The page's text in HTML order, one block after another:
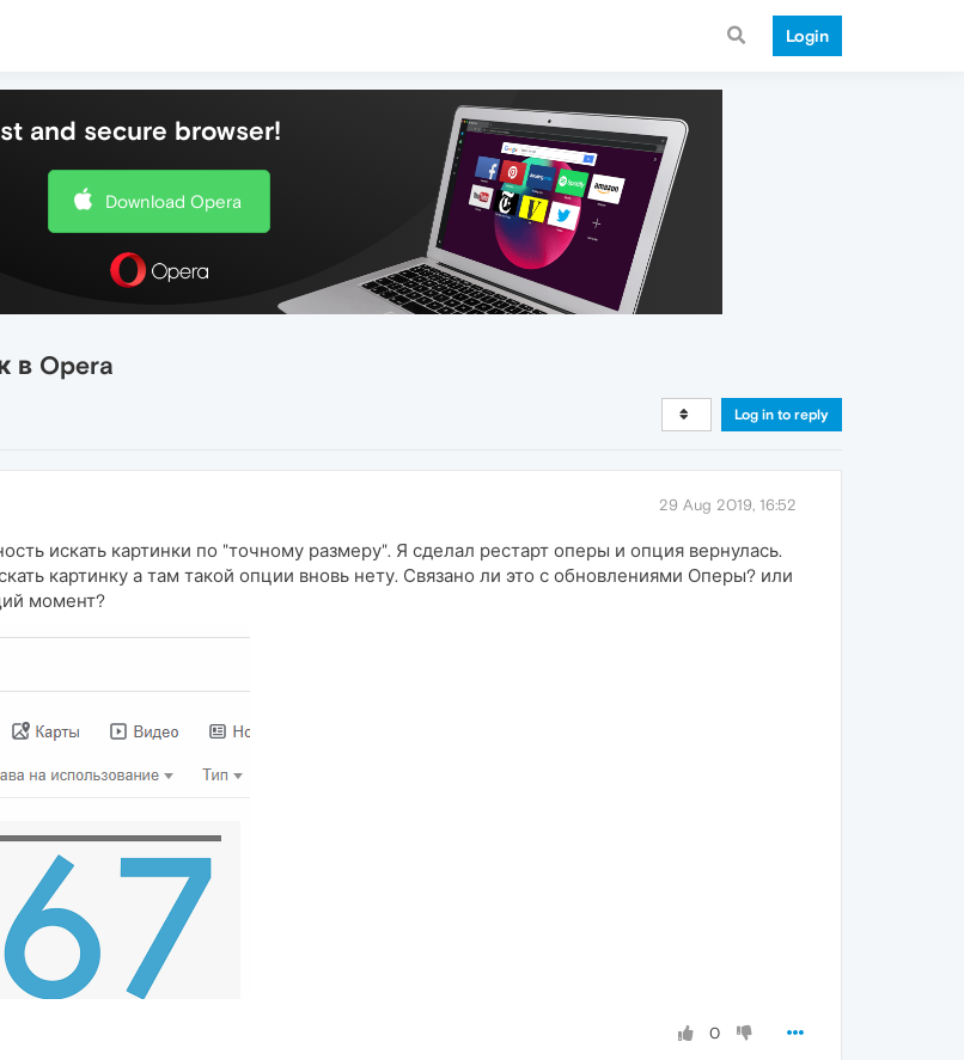
Login
and secure browser!
Download Opera
в Opera
Log in to reply
29 Aug 2019, 16:52
искать картинки по "точному размеру". Я сделал рестарт оперы и опция вернулась.
картинку а там такой опции вновь нету. Связано ли это с обновлениями Оперы? или
момент?
0